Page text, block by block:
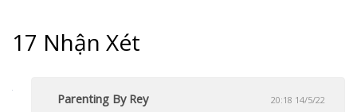
17 Nhận Xét
Parenting By Rey 20:18 14/5/22